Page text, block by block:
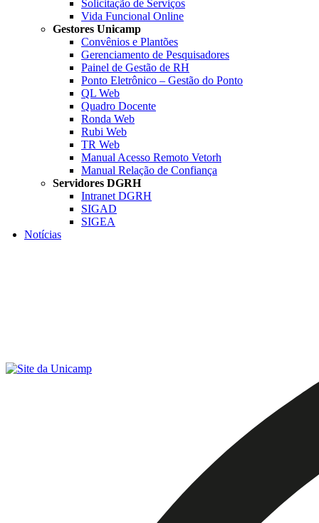
Solicitação de Serviços
Vida Funcional Online
Gestores Unicamp
Convênios e Plantões
Gerenciamento de Pesquisadores
Painel de Gestão de RH
Ponto Eletrônico – Gestão do Ponto
QL Web
Quadro Docente
Ronda Web
Rubi Web
TR Web
Manual Acesso Remoto Vetorh
Manual Relação de Confiança
Servidores DGRH
Intranet DGRH
SIGAD
SIGEA
Notícias